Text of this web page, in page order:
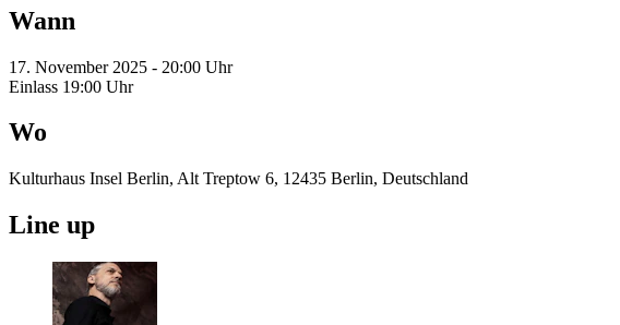
Wann
17. November 2025 - 20:00 Uhr
Einlass 19:00 Uhr
Wo
Kulturhaus Insel Berlin, Alt Treptow 6, 12435 Berlin, Deutschland
Line up